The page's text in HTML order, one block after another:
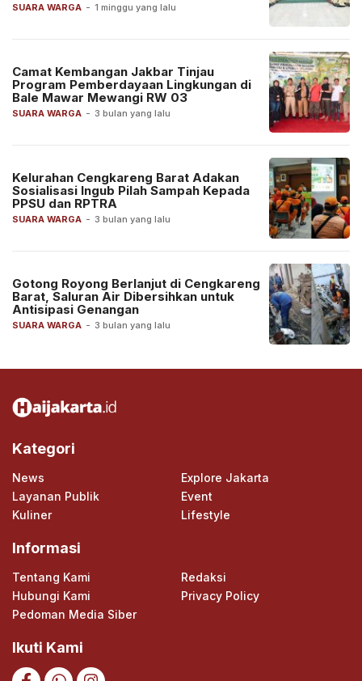
SUARA WARGA - 1 minggu yang lalu
SUARA WARGA - 3 bulan yang lalu
Camat Kembangan Jakbar Tinjau
Program Pemberdayaan Lingkungan di
Bale Mawar Mewangi RW 03
SUARA WARGA - 3 bulan yang lalu
Kelurahan Cengkareng Barat Adakan
Sosialisasi Ingub Pilah Sampah Kepada
PPSU dan RPTRA
SUARA WARGA - 3 bulan yang lalu
Gotong Royong Berlanjut di Cengkareng
Barat, Saluran Air Dibersihkan untuk
Antisipasi Genangan
Kategori
News
Explore Jakarta
Layanan Publik
Event
Kuliner
Lifestyle
Informasi
Tentang Kami
Redaksi
Hubungi Kami
Privacy Policy
Pedoman Media Siber
Ikuti Kami